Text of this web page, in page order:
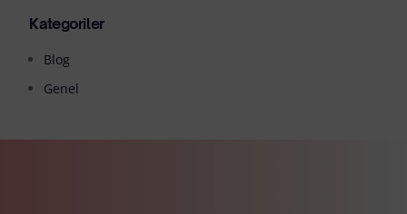
Kategoriler
Blog
Genel